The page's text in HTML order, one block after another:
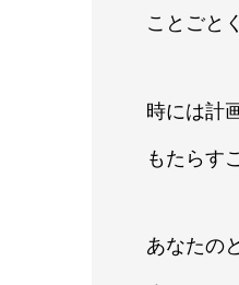
ことごと
時には計
もたらす
あなたの